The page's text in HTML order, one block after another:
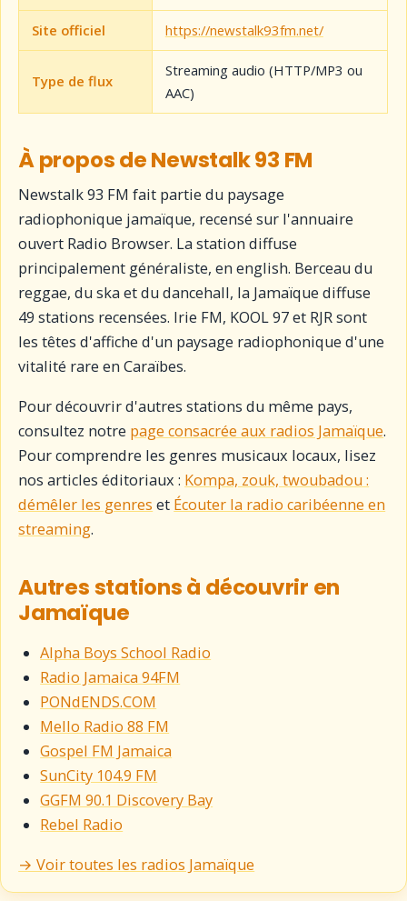
Site officiel https://newstalk93fm.net/
Type de flux
Streaming audio (HTTP/MP3 ou
AAC)
À propos de Newstalk 93 FM
Newstalk 93 FM fait partie du paysage
radiophonique jamaïque, recensé sur l'annuaire
ouvert Radio Browser. La station diffuse
principalement généraliste, en english. Berceau du
reggae, du ska et du dancehall, la Jamaïque diffuse
49 stations recensées. Irie FM, KOOL 97 et RJR sont
les têtes d'affiche d'un paysage radiophonique d'une
vitalité rare en Caraïbes.
Pour découvrir d'autres stations du même pays,
consultez notre page consacrée aux radios Jamaïque.
Pour comprendre les genres musicaux locaux, lisez
nos articles éditoriaux : Kompa, zouk, twoubadou :
démêler les genres et Écouter la radio caribéenne en
streaming.
Autres stations à découvrir en
Jamaïque
Alpha Boys School Radio
Radio Jamaica 94FM
PONdENDS.COM
Mello Radio 88 FM
Gospel FM Jamaica
SunCity 104.9 FM
GGFM 90.1 Discovery Bay
Rebel Radio
→ Voir toutes les radios Jamaïque